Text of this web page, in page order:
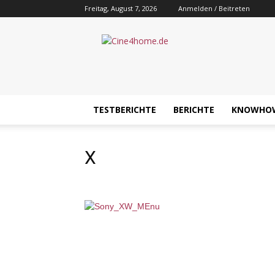
Freitag, August 7, 2026 Anmelden / Beitreten
Cine4home.de
TESTBERICHTE BERICHTE
X